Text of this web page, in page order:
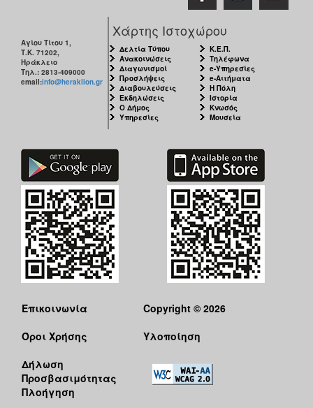
Αγίου Τίτου 1,
Τ.Κ. 71202,
Ηράκλειο
Τηλ.: 2813-409000
email:info@heraklion.gr
Χάρτης Ιστοχώρου
Δελτία Τύπου
Ανακοινώσεις
Διαγωνισμοί
Προσλήψεις
Διαβουλεύσεις
Εκδηλώσεις
Ο Δήμος
Υπηρεσίες
Κ.Ε.Π.
Τηλέφωνα
e-Υπηρεσίες
e-Αιτήματα
Η Πόλη
Ιστορία
Κνωσός
Μουσεία
Επικοινωνία
Όροι Χρήσης
Δήλωση
Προσβασιμότητας
Πλοήγηση
Copyright © 2026
Υλοποίηση